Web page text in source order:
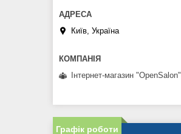
Київ, Україна
Інтернет-магазин "OpenSalon"
Графік роботи